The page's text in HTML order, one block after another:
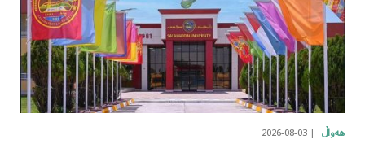
هەواڵ 2026-08-03